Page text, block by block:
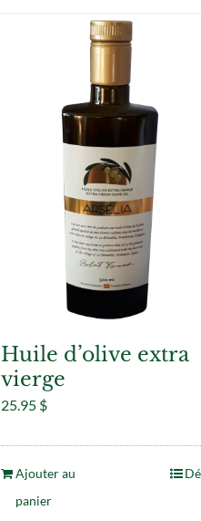
Huile d’olive extra
vierge
25.95 $
Ajouter au
panier